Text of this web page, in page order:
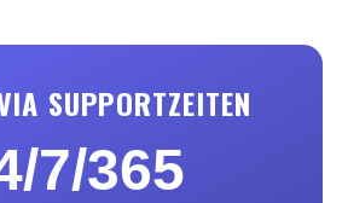
SUPPORTZEITEN
7/365